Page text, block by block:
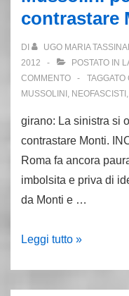
più
a
Fini.
Berlusconi
avverte
tutta
la
destra
contrastare
DI UGO MARIA
2012
POSTATO IN
COMMENTO
TAGGATO
MUSSOLINI , NEOFASCISTI ,
girano: La sinistra si
contrastare Monti.
Roma fa ancora
imbolsita e priva di
da Monti e …
girano:
Leggi tutto »